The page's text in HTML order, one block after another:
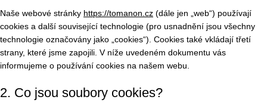
Naše webové stránky https://tomanon.cz (dále jen „web“) používají
cookies a další související technologie (pro usnadnění jsou všechny
technologie označovány jako „cookies“). Cookies také vkládají třetí
strany, které jsme zapojili. V níže uvedeném dokumentu vás
informujeme o používání cookies na našem webu.
2. Co jsou soubory cookies?